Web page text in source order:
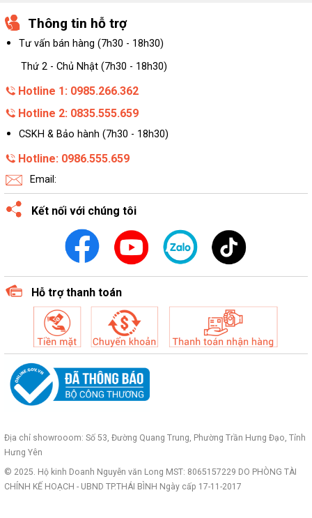
Thông tin hỗ trợ
Tư vấn bán hàng (7h30 - 18h30)
Thứ 2 - Chủ Nhật (7h30 - 18h30)
Hotline 1: 0985.266.362
Hotline 2: 0835.555.659
CSKH & Bảo hành (7h30 - 18h30)
Hotline: 0986.555.659
Email:
Kết nối với chúng tôi
Hỗ trợ thanh toán
Địa chỉ showrooom: Số 53, Đường Quang Trung, Phường Trần Hưng Đạo, Tỉnh
Hưng Yên
© 2025. Hộ kinh Doanh Nguyễn văn Long MST: 8065157229 DO PHÒNG TÀI
CHÍNH KẾ HOẠCH - UBND TP.THÁI BÌNH Ngày cấp 17-11-2017